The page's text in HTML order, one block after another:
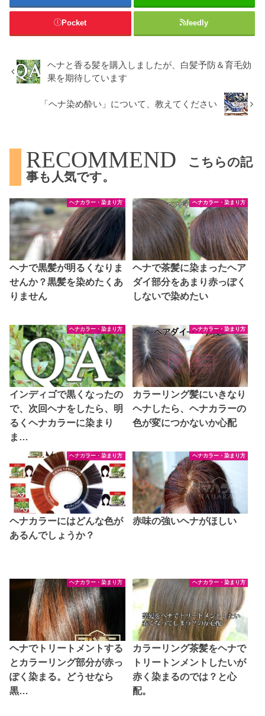
Pocket feedly
ヘナと香る髪を購入しましたが、白髪予防＆育毛効
果を期待しています
「ヘナ染め酔い」について、教えてください
RECOMMEND
こちらの記
事も人気です。
ヘナカラー・染まり方
ヘナで黒髪が明るくなりま
せんか？黒髪を染めたくあ
りません
ヘナカラー・染まり方
ヘナで茶髪に染まったヘア
ダイ部分をあまり赤っぽく
しないで染めたい
ヘナカラー・染まり方
インディゴで黒くなったの
で、次回ヘナをしたら、明
るくヘナカラーに染まり
ま…
ヘナカラー・染まり方
カラーリング髪にいきなり
ヘナしたら、ヘナカラーの
色が変につかないか心配
ヘナカラー・染まり方
ヘナカラーにはどんな色が
あるんでしょうか？
ヘナカラー・染まり方
赤味の強いヘナがほしい
ヘナカラー・染まり方
ヘナでトリートメントする
とカラーリング部分が赤っ
ぽく染まる。どうせなら
黒…
ヘナカラー・染まり方
カラーリング茶髪をヘナで
トリートンメントしたいが
赤く染まるのでは？と心
配。